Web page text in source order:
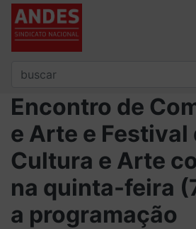
Encontro de
e Arte e Festival
Cultura e Arte
na quinta-feira
a programação